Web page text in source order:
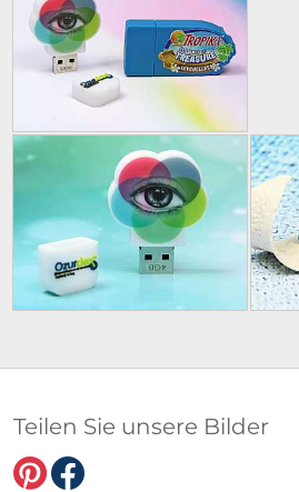
Teilen Sie unsere Bilder